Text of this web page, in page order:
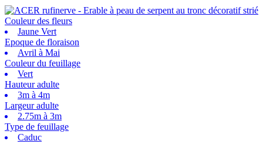
Couleur des fleurs
Jaune Vert
Epoque de floraison
Avril à Mai
Couleur du feuillage
Vert
Hauteur adulte
3m à 4m
Largeur adulte
2.75m à 3m
Type de feuillage
Caduc